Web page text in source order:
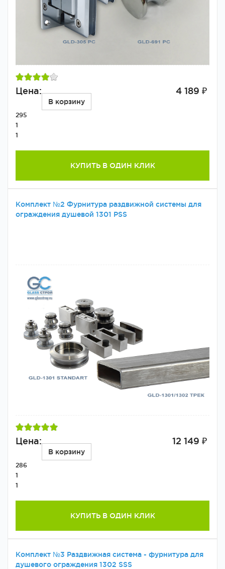
Цена: 4 189 ₽
В корзину
295
1
1
КУПИТЬ В ОДИН КЛИК
Комплект №2 Фурнитура раздвижной системы для
ограждения душевой 1301 PSS
Цена: 12 149 ₽
В корзину
286
1
1
КУПИТЬ В ОДИН КЛИК
Комплект №3 Раздвижная система - фурнитура для
душевого ограждения 1302 SSS